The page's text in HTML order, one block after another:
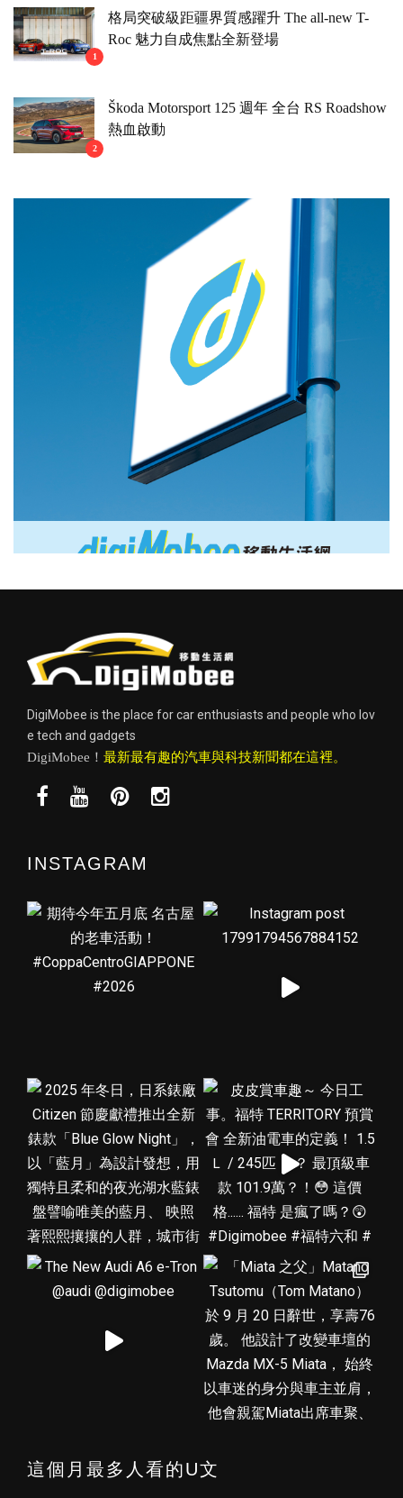
1
格局突破級距疆界質感躍升 The all-new T-
Roc 魅力自成焦點全新登場
2
Škoda Motorsport 125 週年 全台 RS Roadshow
熱血啟動
DigiMobee is the place for car enthusiasts and people who lov
e tech and gadgets
DigiMobee！ 最新最有趣的汽車與科技新聞都在這裡。
INSTAGRAM
這個月最多人看的U文